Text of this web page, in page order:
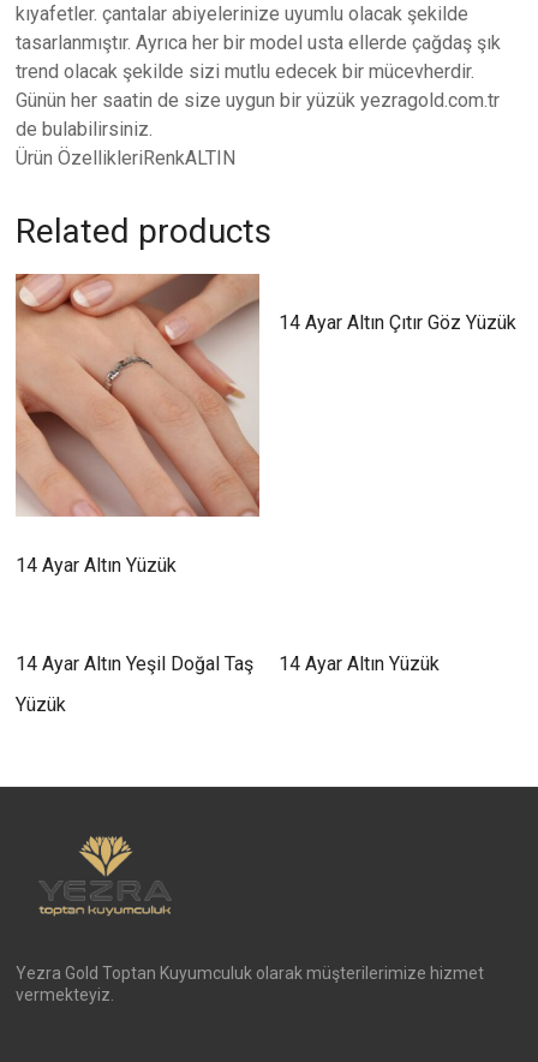
kıyafetler. çantalar abiyelerinize uyumlu olacak şekilde
tasarlanmıştır. Ayrıca her bir model usta ellerde çağdaş şık
trend olacak şekilde sizi mutlu edecek bir mücevherdir.
Günün her saatin de size uygun bir yüzük yezragold.com.tr
de bulabilirsiniz.
Ürün ÖzellikleriRenkALTIN
Related products
14 Ayar Altın Yüzük
14 Ayar Altın Çıtır Göz Yüzük
14 Ayar Altın Yeşil Doğal Taş
Yüzük
14 Ayar Altın Yüzük
Yezra Gold Toptan Kuyumculuk olarak müşterilerimize hizmet
vermekteyiz.